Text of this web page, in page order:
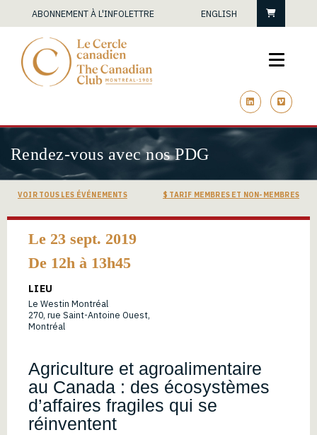
ABONNEMENT À L'INFOLETTRE ENGLISH
linkedin vimeo
Rendez-vous avec nos PDG
VOIR TOUS LES ÉVÉNEMENTS $ TARIF MEMBRES ET NON-MEMBRES
Le 23 sept. 2019
De 12h à 13h45
LIEU
Le Westin Montréal
270, rue Saint-Antoine Ouest,
Montréal
Agriculture et agroalimentaire
au Canada : des écosystèmes
d’affaires fragiles qui se
réinventent